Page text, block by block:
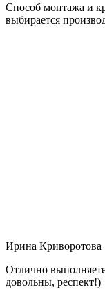
Способ монтажа и
выбирается
Ирина Криворотова
Отлично
довольны, респект!)